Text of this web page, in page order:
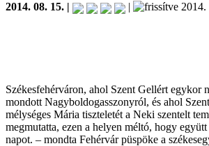
2014. 08. 15. | | 2014.
Székesfehérváron, ahol Szent Gellért egykor
mondott Nagyboldogasszonyról, és ahol
mélységes Mária tiszteletét a Neki szentelt
megmutatta, ezen a helyen méltó, hogy
napot. – mondta Fehérvár püspöke a